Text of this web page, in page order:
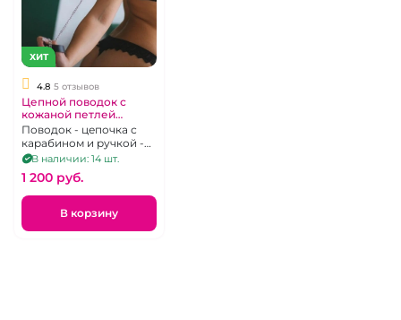
ХИТ
4.8 5 отзывов
Цепной поводок с
кожаной петлей
"ИнтимХаус"
Поводок - цепочка с
карабином и ручкой -
петлей из кожи
черного цвета
В наличии: 14 шт.
1 200 pуб.
В корзину